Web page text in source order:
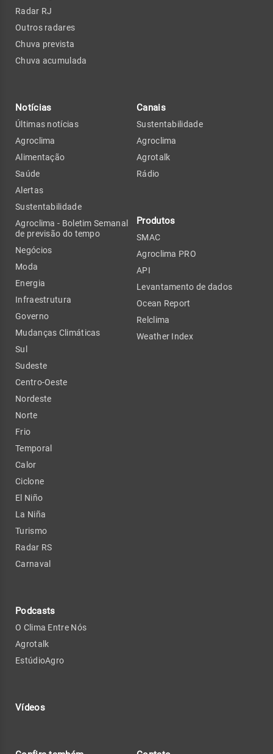
Radar RJ
Outros radares
Chuva prevista
Chuva acumulada
Notícias
Últimas notícias
Agroclima
Alimentação
Saúde
Alertas
Sustentabilidade
Agroclima - Boletim Semanal
de previsão do tempo
Negócios
Moda
Energia
Infraestrutura
Governo
Mudanças Climáticas
Sul
Sudeste
Centro-Oeste
Nordeste
Norte
Frio
Temporal
Calor
Ciclone
El Niño
La Niña
Turismo
Radar RS
Carnaval
Podcasts
O Clima Entre Nós
Agrotalk
EstúdioAgro
Vídeos
Canais
Sustentabilidade
Agroclima
Agrotalk
Rádio
Produtos
SMAC
Agroclima PRO
API
Levantamento de dados
Ocean Report
Relclima
Weather Index